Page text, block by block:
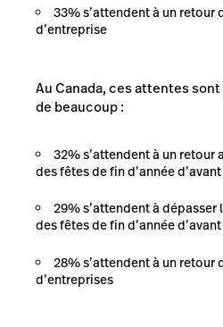
33% s’attendent à un retour
d’entreprise
Au Canada, ces attentes
de beaucoup :
32% s’attendent à un retour
des fêtes de fin d’année
29% s’attendent à dépasser
des fêtes de fin d’année
28% s’attendent à un retour
d’entreprises